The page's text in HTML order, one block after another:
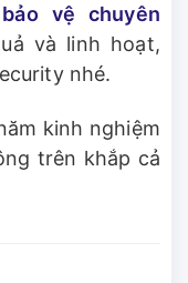
vệ chuyên
và linh hoạt,
nhé.
kinh nghiệm
trên khắp cả